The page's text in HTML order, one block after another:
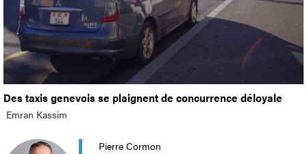
Des taxis genevois se plaignent de concurrence déloyale
Emran Kassim
Pierre Cormon